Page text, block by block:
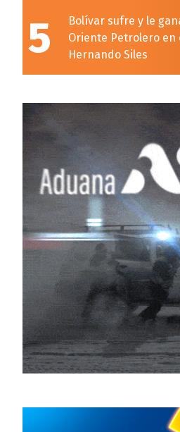
5
Bolívar sufre y le
Oriente Petrolero en
Hernando Siles